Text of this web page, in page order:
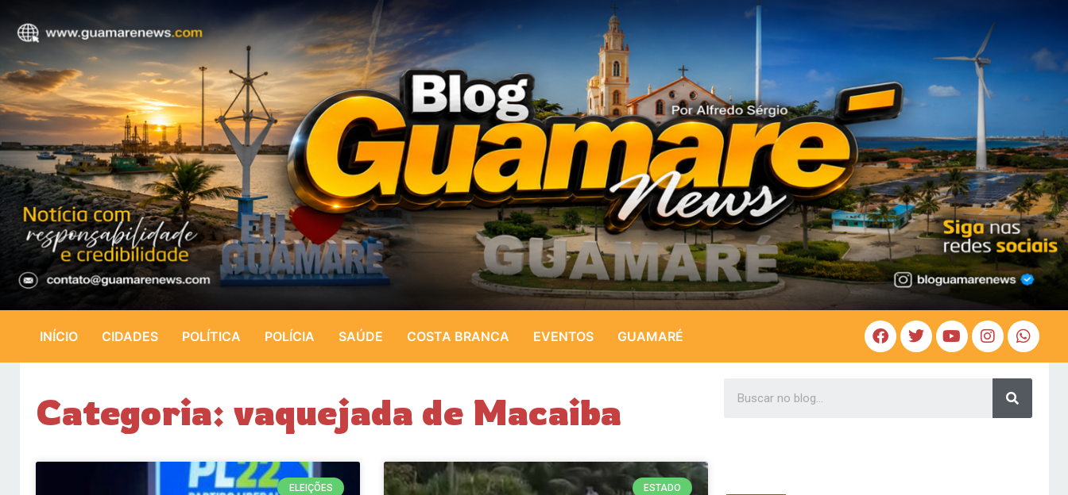
INÍCIO CIDADES POLÍTICA POLÍCIA SAÚDE COSTA BRANCA EVENTOS GUAMARÉ
Categoria: vaquejada de Macaiba
ELEIÇÕES ESTADO